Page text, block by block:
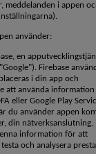
meddelanden i appen
använder:
en
Firebase
i din app och
att använda
eller Google Play
du använder appen
din nätverksanslutning,
information för att
och analysera